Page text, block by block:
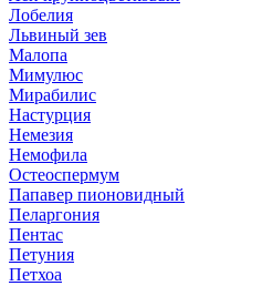
Лобелия
Львиный зев
Малопа
Мимулюс
Мирабилис
Настурция
Немезия
Немофила
Остеоспермум
Папавер пионовидный
Пеларгония
Пентас
Петуния
Петхоа